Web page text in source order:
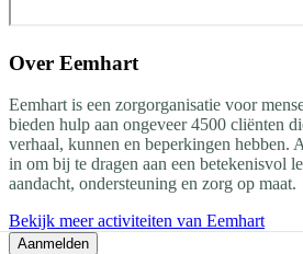
Over Eemhart
Eemhart is een zorgorganisatie voor
bieden hulp aan ongeveer 4500 cliënten
verhaal, kunnen en beperkingen hebben.
in om bij te dragen aan een betekenisvol
aandacht, ondersteuning en zorg op maat.
Bekijk meer activiteiten van Eemhart
Aanmelden